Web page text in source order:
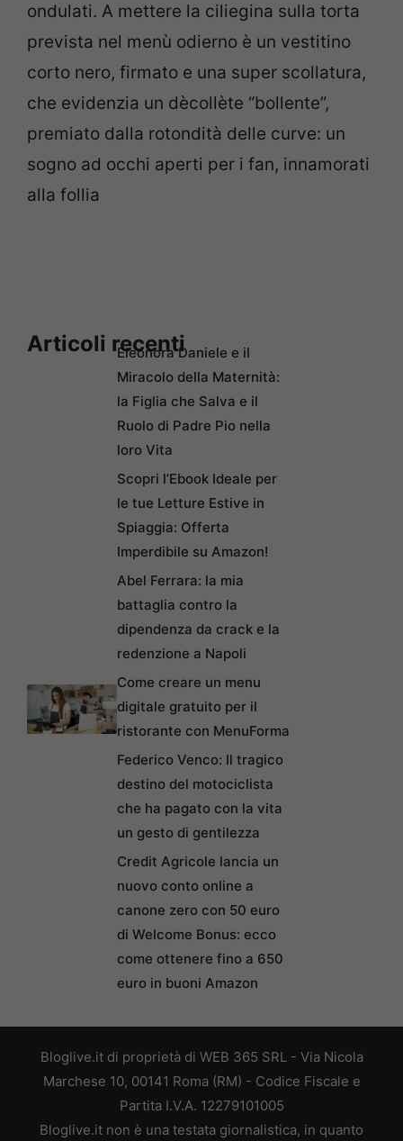
ondulati. A mettere la ciliegina sulla torta
prevista nel menù odierno è un vestitino
corto nero, firmato e una super scollatura,
che evidenzia un dècollète “bollente”,
premiato dalla rotondità delle curve: un
sogno ad occhi aperti per i fan, innamorati
alla follia
Articoli recentiEleonora Daniele e il
Miracolo della Maternità:
la Figlia che Salva e il
Ruolo di Padre Pio nella
loro Vita
Scopri l’Ebook Ideale per
le tue Letture Estive in
Spiaggia: Offerta
Imperdibile su Amazon!
Abel Ferrara: la mia
battaglia contro la
dipendenza da crack e la
redenzione a Napoli
Come creare un menu
digitale gratuito per il
ristorante con MenuForma
Federico Venco: Il tragico
destino del motociclista
che ha pagato con la vita
un gesto di gentilezza
Credit Agricole lancia un
nuovo conto online a
canone zero con 50 euro
di Welcome Bonus: ecco
come ottenere fino a 650
euro in buoni Amazon
Bloglive.it di proprietà di WEB 365 SRL - Via Nicola
Marchese 10, 00141 Roma (RM) - Codice Fiscale e
Partita I.V.A. 12279101005
Bloglive.it non è una testata giornalistica, in quanto